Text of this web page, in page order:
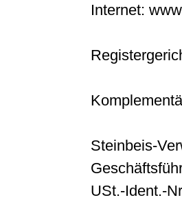
Internet:
Steinbeis-
USt.-Ident.-